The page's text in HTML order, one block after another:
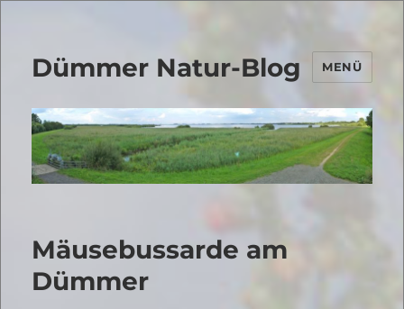
Dümmer Natur-Blog MENÜ
Mäusebussarde am
Dümmer